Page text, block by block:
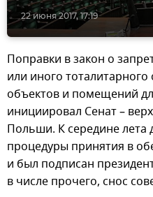
22 июня 2017, 17:19
Поправки в закон о
или иного тоталитарного
объектов и помещений
инициировал Сенат –
Польши. К середине лета
процедуры принятия в
и был подписан
в числе прочего, снос